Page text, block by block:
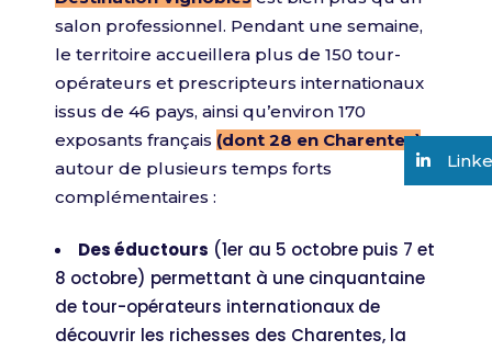
salon professionnel. Pendant une semaine,
le territoire accueillera plus de 150 tour-
opérateurs et prescripteurs internationaux
issus de 46 pays, ainsi qu’environ 170
exposants français (dont 28 en Charentes),
autour de plusieurs temps forts
complémentaires :
Des éductours (1er au 5 octobre puis 7 et
8 octobre) permettant à une cinquantaine
de tour-opérateurs internationaux de
découvrir les richesses des Charentes, la